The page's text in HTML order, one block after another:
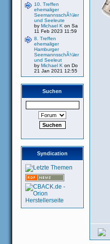
10. Treffen
ehemaliger
SeemannsschÃ¼ler
und Seeleute
by Michael K on Sa
11 Feb 2023 11:59
8. Treffen
ehemaliger
Hamburger
SeemannsschÃ¼ler
und Seeleut
by Michael K on Do
21 Jan 2021 12:55
Suchen
Syndication